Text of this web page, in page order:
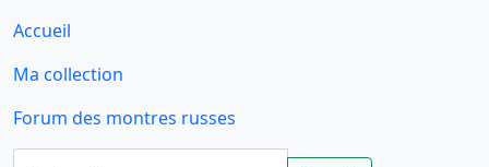
Accueil
Ma collection
Forum des montres russes
Rechercher